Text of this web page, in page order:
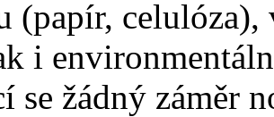
(papír,
i
se žádný záměr